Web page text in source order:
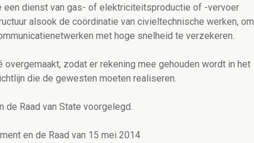
een dienst van gas- of elektriciteitsproductie of -vervoer
alsook de coördinatie van civieltechnische werken, om
met hoge snelheid te verzekeren.
zodat er rekening mee gehouden wordt in het
die de gewesten moeten realiseren.
de Raad van State voorgelegd.
en de Raad van 15 mei 2014